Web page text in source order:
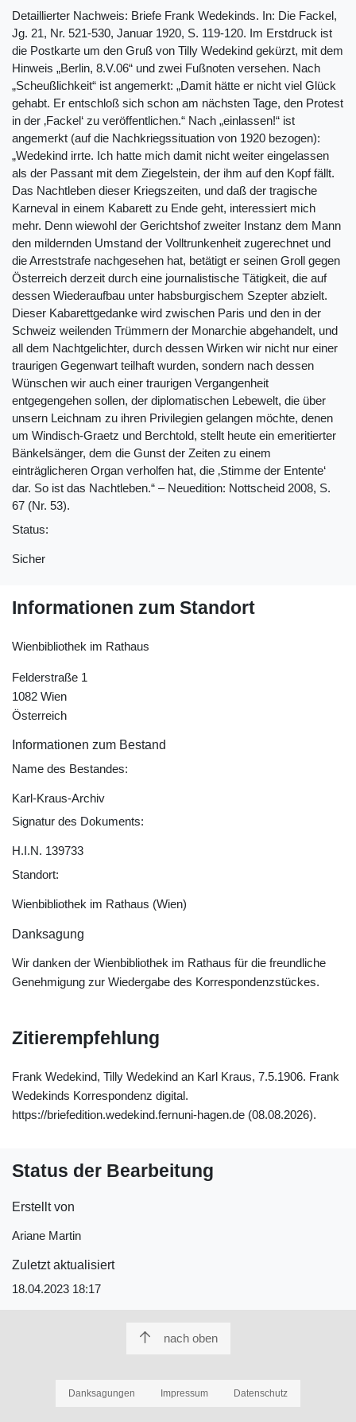
Detaillierter Nachweis: Briefe Frank Wedekinds. In: Die Fackel,
Jg. 21, Nr. 521-530, Januar 1920, S. 119-120. Im Erstdruck ist
die Postkarte um den Gruß von Tilly Wedekind gekürzt, mit dem
Hinweis „Berlin, 8.V.06“ und zwei Fußnoten versehen. Nach
„Scheußlichkeit“ ist angemerkt: „Damit hätte er nicht viel Glück
gehabt. Er entschloß sich schon am nächsten Tage, den Protest
in der ‚Fackel‘ zu veröffentlichen.“ Nach „einlassen!“ ist
angemerkt (auf die Nachkriegssituation von 1920 bezogen):
„Wedekind irrte. Ich hatte mich damit nicht weiter eingelassen
als der Passant mit dem Ziegelstein, der ihm auf den Kopf fällt.
Das Nachtleben dieser Kriegszeiten, und daß der tragische
Karneval in einem Kabarett zu Ende geht, interessiert mich
mehr. Denn wiewohl der Gerichtshof zweiter Instanz dem Mann
den mildernden Umstand der Volltrunkenheit zugerechnet und
die Arreststrafe nachgesehen hat, betätigt er seinen Groll gegen
Österreich derzeit durch eine journalistische Tätigkeit, die auf
dessen Wiederaufbau unter habsburgischem Szepter abzielt.
Dieser Kabarettgedanke wird zwischen Paris und den in der
Schweiz weilenden Trümmern der Monarchie abgehandelt, und
all dem Nachtgelichter, durch dessen Wirken wir nicht nur einer
traurigen Gegenwart teilhaft wurden, sondern nach dessen
Wünschen wir auch einer traurigen Vergangenheit
entgegengehen sollen, der diplomatischen Lebewelt, die über
unsern Leichnam zu ihren Privilegien gelangen möchte, denen
um Windisch-Graetz und Berchtold, stellt heute ein emeritierter
Bänkelsänger, dem die Gunst der Zeiten zu einem
einträglicheren Organ verholfen hat, die ‚Stimme der Entente‘
dar. So ist das Nachtleben.“ – Neuedition: Nottscheid 2008, S.
67 (Nr. 53).
Status:
Sicher
Informationen zum Standort
Wienbibliothek im Rathaus
Felderstraße 1
1082 Wien
Österreich
Informationen zum Bestand
Name des Bestandes:
Karl-Kraus-Archiv
Signatur des Dokuments:
H.I.N. 139733
Standort:
Wienbibliothek im Rathaus (Wien)
Danksagung
Wir danken der Wienbibliothek im Rathaus für die freundliche
Genehmigung zur Wiedergabe des Korrespondenzstückes.
Zitierempfehlung
Frank Wedekind, Tilly Wedekind an Karl Kraus, 7.5.1906. Frank
Wedekinds Korrespondenz digital.
https://briefedition.wedekind.fernuni-hagen.de (08.08.2026).
Status der Bearbeitung
Erstellt von
Ariane Martin
Zuletzt aktualisiert
18.04.2023 18:17
nach oben
Danksagungen Impressum Datenschutz